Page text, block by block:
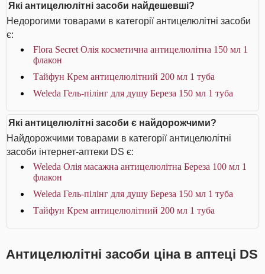
Які антицелюлітні засоби найдешевші?
Недорогими товарами в категорії антицелюлітні засоби
є:
Flora Secret Олія косметична антицелюлітна 150 мл 1
флакон
Тайфун Крем антицелюлітний 200 мл 1 туба
Weleda Гель-пілінг для душу Береза 150 мл 1 туба
Які антицелюлітні засоби є найдорожчими?
Найдорожчими товарами в категорії антицелюлітні
засоби інтернет-аптеки DS є:
Weleda Олія масажна антицелюлітна Береза 100 мл 1
флакон
Weleda Гель-пілінг для душу Береза 150 мл 1 туба
Тайфун Крем антицелюлітний 200 мл 1 туба
Антицелюлітні засоби ціна в аптеці DS